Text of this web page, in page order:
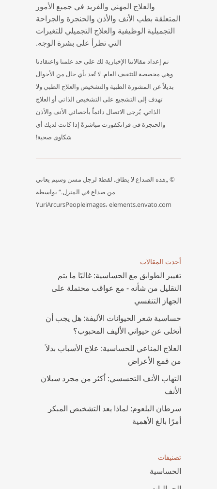
أحدث المقالات
تغيير الطوابق مع الحساسية: غالبًا ما يتم
التقليل من شأنه - مع عواقب محتملة على
الجهاز التنفسي
حساسية شعر الحيوانات الأليفة: هل يجب أن
أتخلى عن حيواني الأليف المحبوب؟
العلاج المناعي للحساسية: علاج الأسباب بدلاً
من قمع الأعراض
التهاب الأنف التحسسي: أكثر من مجرد سيلان
الأنف
سرطان البلعوم: لماذا يعد التشخيص المبكر
أمرًا بالغ الأهمية
تصنيفات
الحساسية
والعلاج المهني والفريد في جميع الأمور
المتعلقة بطب الأنف والأذن والحنجرة والجراحة
التجميلية الوظيفية والعلاج التجميلي للتغيرات
التي تطرأ على بشرة الوجه.
تم إعداد مقالاتنا الإخبارية لك على حد علمنا واعتقادنا
وهي مخصصة للتثقيف العام. لا تُعد بأي حال من الأحوال
بديلاً عن المشورة الطبية والتشخيص والعلاج الطبي ولا
تهدف إلى التشجيع على التشخيص الذاتي أو العلاج
الذاتي. يُرجى الاتصال دائماً بأخصائي الأنف والأذن
والحنجرة في فرانكفورت مباشرةً إذا كانت لديك أي
شكاوى صحية!
© „هذه الصداع لا يطاق. لقطة لرجل مسن وسيم يعاني
من صداع في المنزل.“ بواسطة
YuriArcursPeopleimages، elements.envato.com